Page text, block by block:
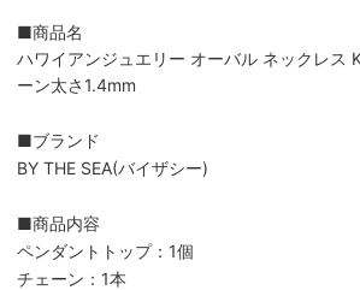
■商品名
ハワイアンジュエリー オーバル ネックレス
ーン太さ1.4mm
■ブランド
BY THE SEA(バイザシー)
■商品内容
ペンダントトップ：1個
チェーン：1本